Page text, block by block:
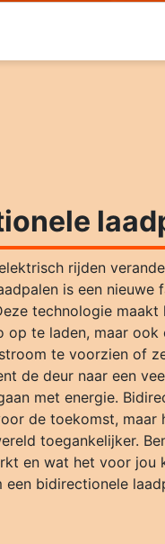
rijden
is een nieuwe
technologie
op te laden, maar
te voorzien of
de deur naar een
met energie.
de toekomst,
toegankelijker.
en wat het voor jou
een bidirectionele